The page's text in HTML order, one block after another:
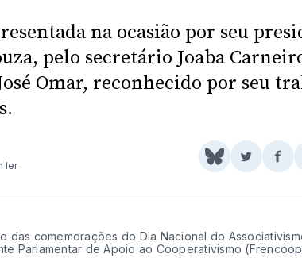
na ocasião por seu
pelo secretário Joaba
Omar, reconhecido por seu
ler
Share
BlueSkyTwitter
das comemorações do Dia Nacional do
Parlamentar de Apoio ao Cooperativismo